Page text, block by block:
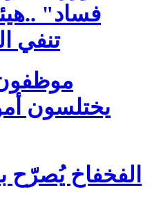
فساد"
تنفي
موظفون
يختلسون
الفخفاخ يُصرّح